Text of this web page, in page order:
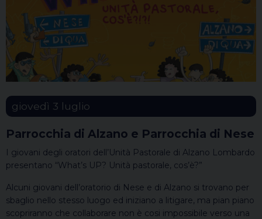
giovedì 3 luglio
Parrocchia di Alzano e Parrocchia di Nese
I giovani degli oratori dell’Unità Pastorale di Alzano Lombardo
presentano “What’s UP? Unità pastorale, cos’è?”
Alcuni giovani dell’oratorio di Nese e di Alzano si trovano per
sbaglio nello stesso luogo ed iniziano a litigare, ma pian piano
scopriranno che collaborare non è cosi impossibile verso una